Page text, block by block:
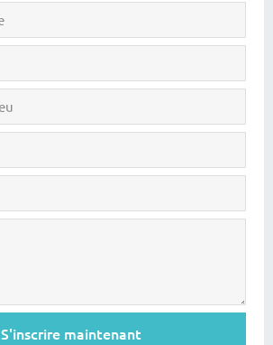
S'inscrire maintenant